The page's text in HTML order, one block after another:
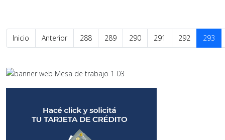
Inicio Anterior 288 289 290 291 292 293